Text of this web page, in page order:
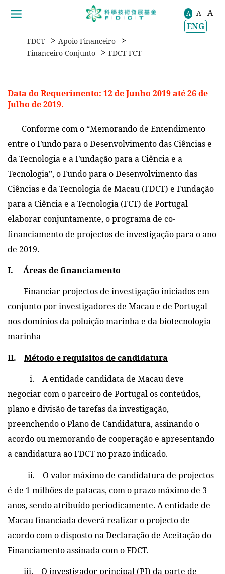
移動到内容區域 A A
A
ENG
FDCT > Apoio Financeiro >
Financeiro Conjunto > FDCT-FCT
Data do Requerimento: 12 de Junho 2019 até 26 de
Julho de 2019.
Conforme com o “Memorando de Entendimento
entre o Fundo para o Desenvolvimento das Ciências e
da Tecnologia e a Fundação para a Ciência e a
Tecnologia”, o Fundo para o Desenvolvimento das
Ciências e da Tecnologia de Macau (FDCT) e Fundação
para a Ciência e a Tecnologia (FCT) de Portugal
elaborar conjuntamente, o programa de co-
financiamento de projectos de investigação para o ano
de 2019.
I. Áreas de financiamento
Financiar projectos de investigação iniciados em
conjunto por investigadores de Macau e de Portugal
nos domínios da poluição marinha e da biotecnologia
marinha
II. Método e requisitos de candidatura
i. A entidade candidata de Macau deve
negociar com o parceiro de Portugal os conteúdos,
plano e divisão de tarefas da investigação,
preenchendo o Plano de Candidatura, assinando o
acordo ou memorando de cooperação e apresentando
a candidatura ao FDCT no prazo indicado.
ii. O valor máximo de candidatura de projectos
é de 1 milhões de patacas, com o prazo máximo de 3
anos, sendo atribuído periodicamente. A entidade de
Macau financiada deverá realizar o projecto de
acordo com o disposto na Declaração de Aceitação do
Financiamento assinada com o FDCT.
iii. O investigador principal (PI) da parte de